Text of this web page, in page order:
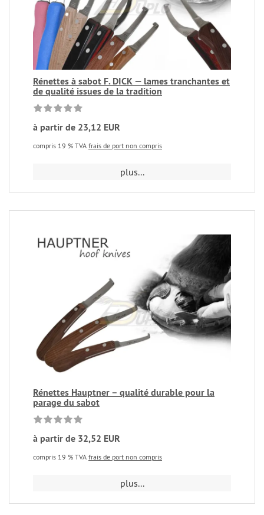
Rénettes à sabot F. DICK — lames tranchantes et
de qualité issues de la tradition
à partir de 23,12 EUR
compris 19 % TVA frais de port non compris
plus...
Rénettes Hauptner – qualité durable pour la
parage du sabot
à partir de 32,52 EUR
compris 19 % TVA frais de port non compris
plus...